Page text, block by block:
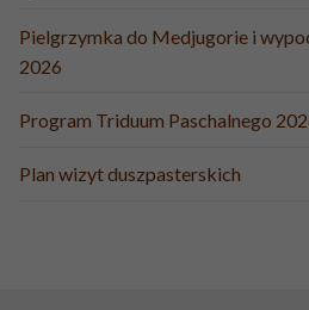
Pielgrzymka do Medjugorie i
2026
Program Triduum Paschalnego
Plan wizyt duszpasterskich